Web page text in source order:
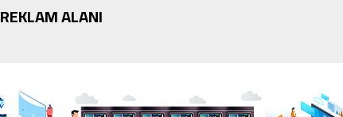
REKLAM ALANI